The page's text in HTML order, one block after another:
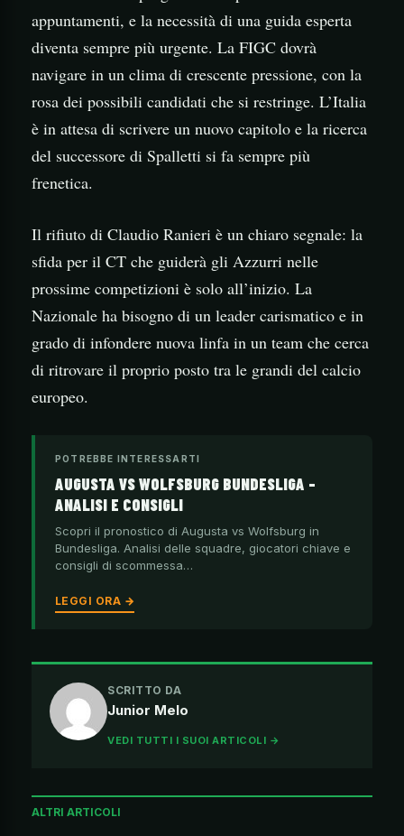
appuntamenti, e la necessità di una guida esperta
diventa sempre più urgente. La FIGC dovrà
navigare in un clima di crescente pressione, con la
rosa dei possibili candidati che si restringe. L’Italia
è in attesa di scrivere un nuovo capitolo e la ricerca
del successore di Spalletti si fa sempre più
frenetica.
Il rifiuto di Claudio Ranieri è un chiaro segnale: la
sfida per il CT che guiderà gli Azzurri nelle
prossime competizioni è solo all’inizio. La
Nazionale ha bisogno di un leader carismatico e in
grado di infondere nuova linfa in un team che cerca
di ritrovare il proprio posto tra le grandi del calcio
europeo.
POTREBBE INTERESSARTI
AUGUSTA VS WOLFSBURG BUNDESLIGA –
ANALISI E CONSIGLI
Scopri il pronostico di Augusta vs Wolfsburg in
Bundesliga. Analisi delle squadre, giocatori chiave e
consigli di scommessa…
LEGGI ORA →
SCRITTO DA
Junior Melo
VEDI TUTTI I SUOI ARTICOLI →
ALTRI ARTICOLI